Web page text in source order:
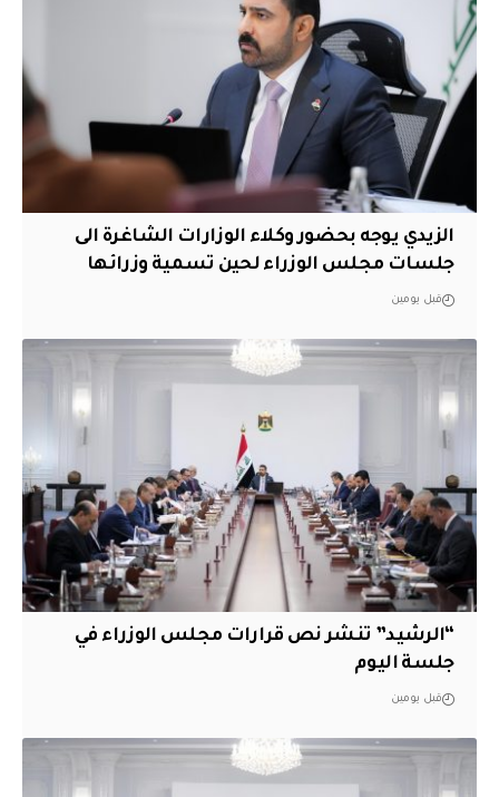
الزيدي يوجه بحضور وكلاء الوزارات الشاغرة الى
جلسات مجلس الوزراء لحين تسمية وزرائها
قبل يومين
“الرشيد” تنشر نص قرارات مجلس الوزراء في
جلسة اليوم
قبل يومين